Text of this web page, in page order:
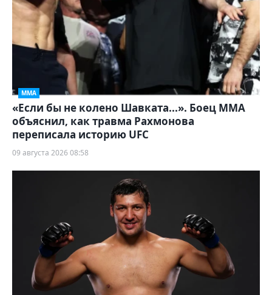
ММА
«Если бы не колено Шавката...». Боец ММА
объяснил, как травма Рахмонова
переписала историю UFC
09 августа 2026 08:58